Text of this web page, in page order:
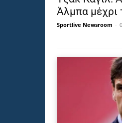
Άλμπα μέχρι
Sportlive Newsroom -